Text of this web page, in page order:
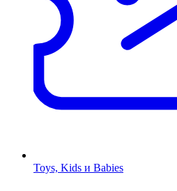
Toys, Kids и Babies